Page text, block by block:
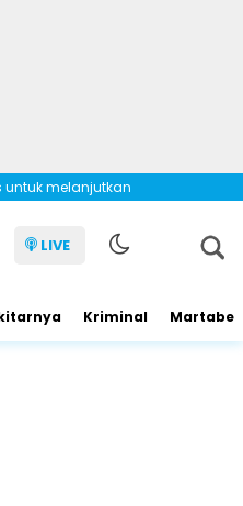
untuk melanjutkan
LIVE
Kriminal Martabe